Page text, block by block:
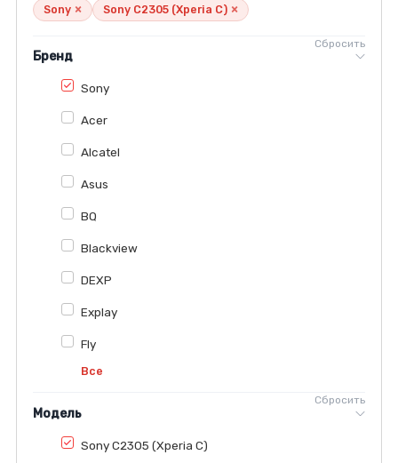
Sony × Sony C2305 (Xperia C) ×
Сбросить
Бренд
Sony
Acer
Alcatel
Asus
BQ
Blackview
DEXP
Explay
Fly
Все
Сбросить
Модель
Sony C2305 (Xperia C)